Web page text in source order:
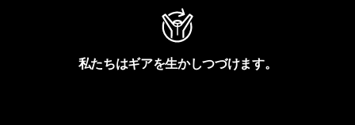
私たちはギアを生かしつづけます。